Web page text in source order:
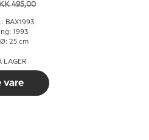
495,00
BAX1993
1993
Ø: 25 cm
LAGER
vare